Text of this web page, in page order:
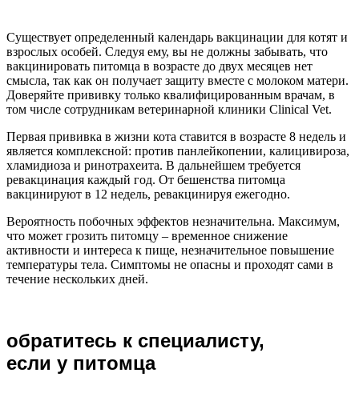
Существует определенный календарь вакцинации для котят и
взрослых особей. Следуя ему, вы не должны забывать, что
вакцинировать питомца в возрасте до двух месяцев нет
смысла, так как он получает защиту вместе с молоком матери.
Доверяйте прививку только квалифицированным врачам, в
том числе сотрудникам ветеринарной клиники Clinical Vet.
Первая прививка в жизни кота ставится в возрасте 8 недель и
является комплексной: против панлейкопении, калицивироза,
хламидиоза и ринотрахеита. В дальнейшем требуется
ревакцинация каждый год. От бешенства питомца
вакцинируют в 12 недель, ревакцинируя ежегодно.
Вероятность побочных эффектов незначительна. Максимум,
что может грозить питомцу – временное снижение
активности и интереса к пище, незначительное повышение
температуры тела. Симптомы не опасны и проходят сами в
течение нескольких дней.
обратитесь к специалисту,
если у питомца